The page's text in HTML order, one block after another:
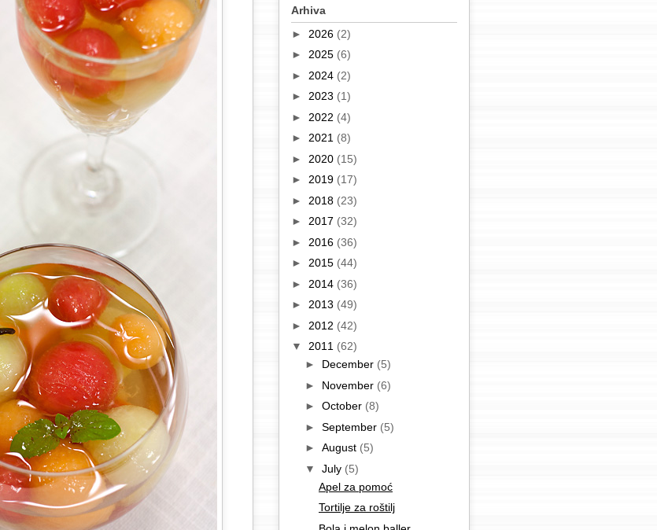
Arhiva
► 2026 (2)
► 2025 (6)
► 2024 (2)
► 2023 (1)
► 2022 (4)
► 2021 (8)
► 2020 (15)
► 2019 (17)
► 2018 (23)
► 2017 (32)
► 2016 (36)
► 2015 (44)
► 2014 (36)
► 2013 (49)
► 2012 (42)
▼ 2011 (62)
► December (5)
► November (6)
► October (8)
► September (5)
► August (5)
▼ July (5)
Apel za pomoć
Tortilje za roštilj